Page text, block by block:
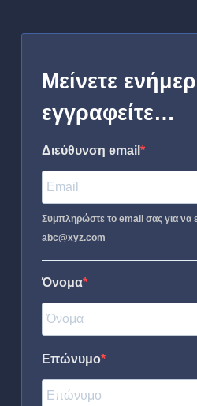
Μείνετε
εγγραφείτε…
Διεύθυνση email
Συμπληρώστε το email σας για να
abc@xyz.com
Όνομα
Επώνυμο